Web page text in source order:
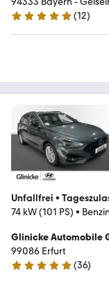
5 Sterne
(12)
Unfallfrei •
74 kW (101 PS) • Benzin
Glinicke Automobile
99086 Erfurt
4.9 Sterne
(36)